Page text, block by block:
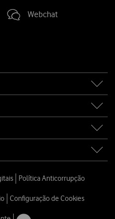
Webchat
Política Anticorrupção
Configuração de Cookies